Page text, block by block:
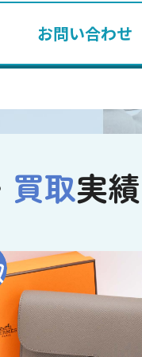
お問い合わせ
買取実績